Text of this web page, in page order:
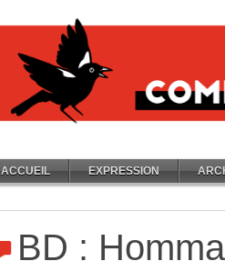
ACCUEIL EXPRESSION
BD :